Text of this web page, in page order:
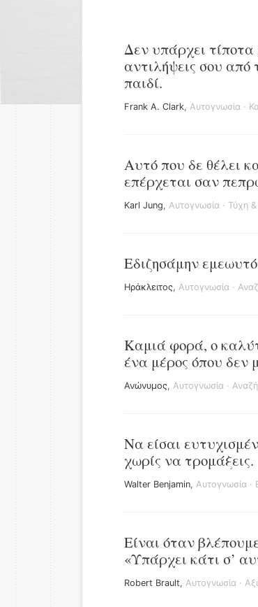
Δεν υπάρχει τίποτα
αντιλήψεις σου από
παιδί.
Frank A. Clark, Αυτογνωσία ·
Αυτό που δε θέλει
επέρχεται σαν
Karl Jung, Αυτογνωσία · Τύχη
Εδιζησάμην
Ηράκλειτος, Αυτογνωσία ·
Καμιά φορά, ο
ένα μέρος όπου δεν
Ανώνυμος, Αυτογνωσία ·
Να είσαι
χωρίς να τρομάξεις.
Walter Benjamin, Αυτογνωσία ·
Είναι όταν
«Υπάρχει κάτι σ’
Robert Brault, Αυτογνωσία ·